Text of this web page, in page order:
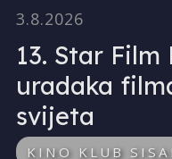
3.8.2026
13. Star Film
uradaka
svijeta
KINO KLUB